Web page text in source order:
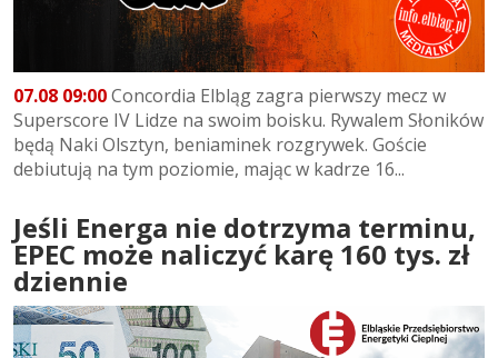
07.08 09:00Concordia Elbląg zagra pierwszy mecz w
Superscore IV Lidze na swoim boisku. Rywalem Słoników
będą Naki Olsztyn, beniaminek rozgrywek. Goście
debiutują na tym poziomie, mając w kadrze 16...
Jeśli Energa nie dotrzyma terminu,
EPEC może naliczyć karę 160 tys. zł
dziennie